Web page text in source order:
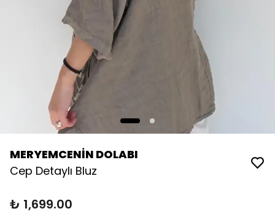
MERYEMCENİN DOLABI
Cep Detaylı Bluz
₺ 1,699.00